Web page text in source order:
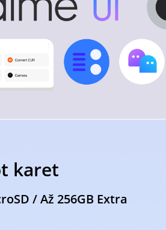
karet
/ Až 256GB Extra